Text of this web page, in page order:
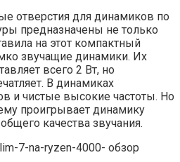
отверстия для динамиков по
предназначены не только
на этот компактный
звучащие динамики. Их
всего 2 Вт, но
В динамиках
и чистые высокие частоты. Но
проигрывает динамику
качества звучания.